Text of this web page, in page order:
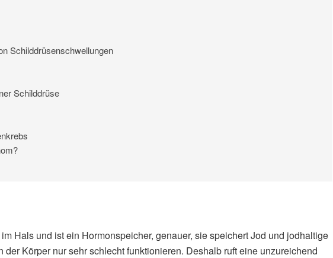
Schilddrüsenschwellungen
Schilddrüse
Hals und ist ein Hormonspeicher, genauer, sie speichert Jod und jodhaltige
der Körper nur sehr schlecht funktionieren. Deshalb ruft eine unzureichend